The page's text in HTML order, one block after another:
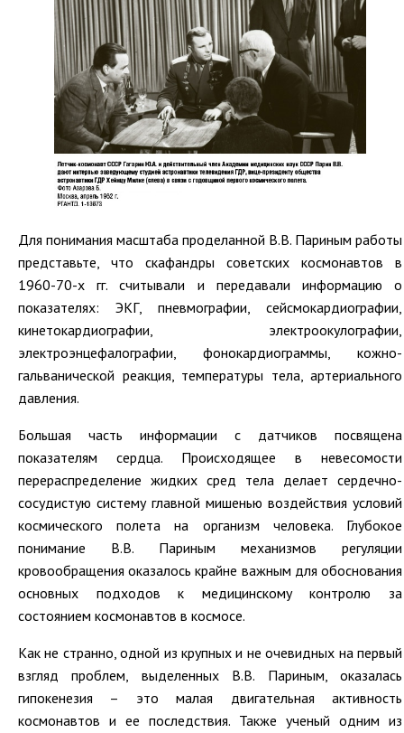
Для понимания масштаба проделанной В.В. Париным работы
представьте, что скафандры советских космонавтов в
1960-70-х гг. считывали и передавали информацию о
показателях: ЭКГ, пневмографии, сейсмокардиографии,
кинетокардиографии, электроокулографии,
электроэнцефалографии, фонокардиограммы, кожно-
гальванической реакция, температуры тела, артериального
давления.
Большая часть информации с датчиков посвящена
показателям сердца. Происходящее в невесомости
перераспределение жидких сред тела делает сердечно-
сосудистую систему главной мишенью воздействия условий
космического полета на организм человека. Глубокое
понимание В.В. Париным механизмов регуляции
кровообращения оказалось крайне важным для обоснования
основных подходов к медицинскому контролю за
состоянием космонавтов в космосе.
Как не странно, одной из крупных и не очевидных на первый
взгляд проблем, выделенных В.В. Париным, оказалась
гипокенезия – это малая двигательная активность
космонавтов и ее последствия. Также ученый одним из